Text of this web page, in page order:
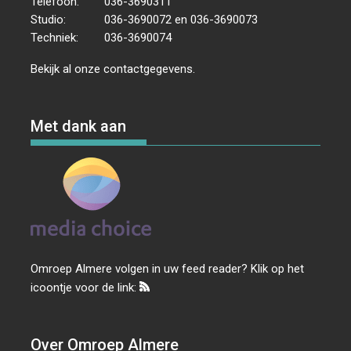
Studio:
036-3690072 en 036-3690073
Techniek:
036-3690074
Bekijk al onzecontactgegevens
Met dank aan
Omroep Almere volgen in uw feed reader? Klik op het
icoontje voor de link:
Over Omroep Almere